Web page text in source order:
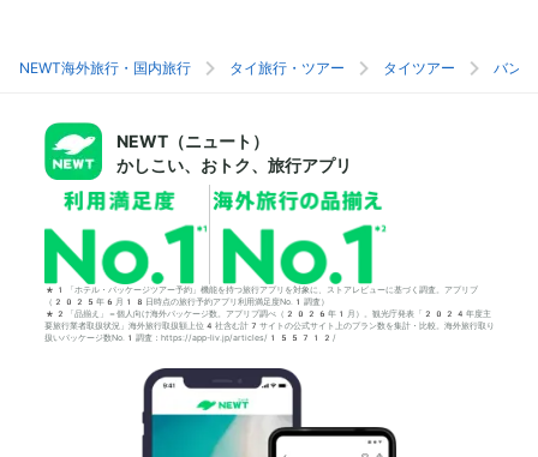
NEWT海外旅行・国内旅行 タイ旅行・ツアー タイツアー バン
NEWT（ニュート）
かしこい、おトク、旅行アプリ
*1「ホテル・パッケージツアー予約」機能を持つ旅行アプリを対象に、ストアレビューに基づく調査。アプリブ
（2025年6月18日時点の旅行予約アプリ利用満足度No.1調査）
*2「品揃え」＝個人向け海外パッケージ数。アプリブ調べ（2026年1月）。観光庁発表「2024年度主
要旅行業者取扱状況」海外旅行取扱額上位4社含む計7サイトの公式サイト上のプラン数を集計・比較。海外旅行取り
扱いパッケージ数No.1調査：https://app-liv.jp/articles/155712/